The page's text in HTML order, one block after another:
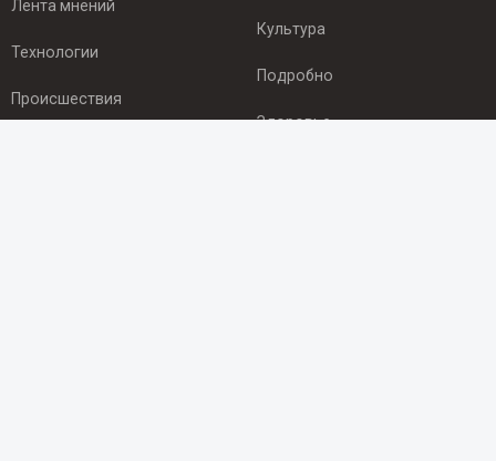
Лента мнений
Технологии
Происшествия
Культура
Подробно
Здоровье